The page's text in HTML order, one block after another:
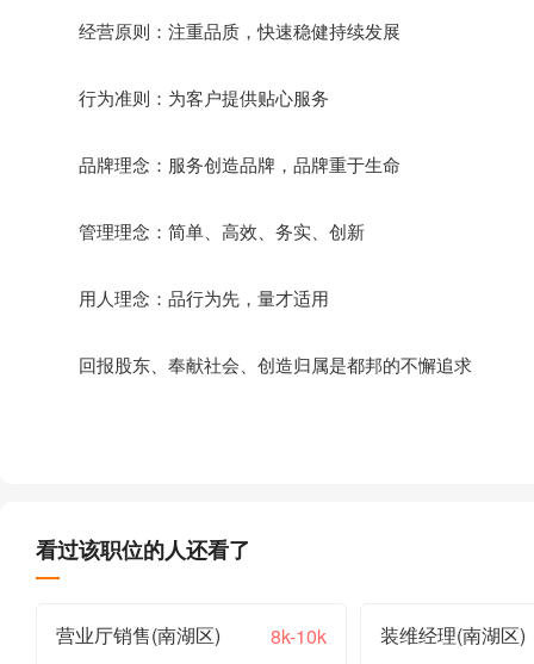
经营原则：注重品质，快速稳健持续发展
行为准则：为客户提供贴心服务
品牌理念：服务创造品牌，品牌重于生命
管理理念：简单、高效、务实、创新
用人理念：品行为先，量才适用
回报股东、奉献社会、创造归属是都邦的不懈追求
看过该职位的人还看了
营业厅销售(南湖区) 8k-10k 装维经理(南湖区)